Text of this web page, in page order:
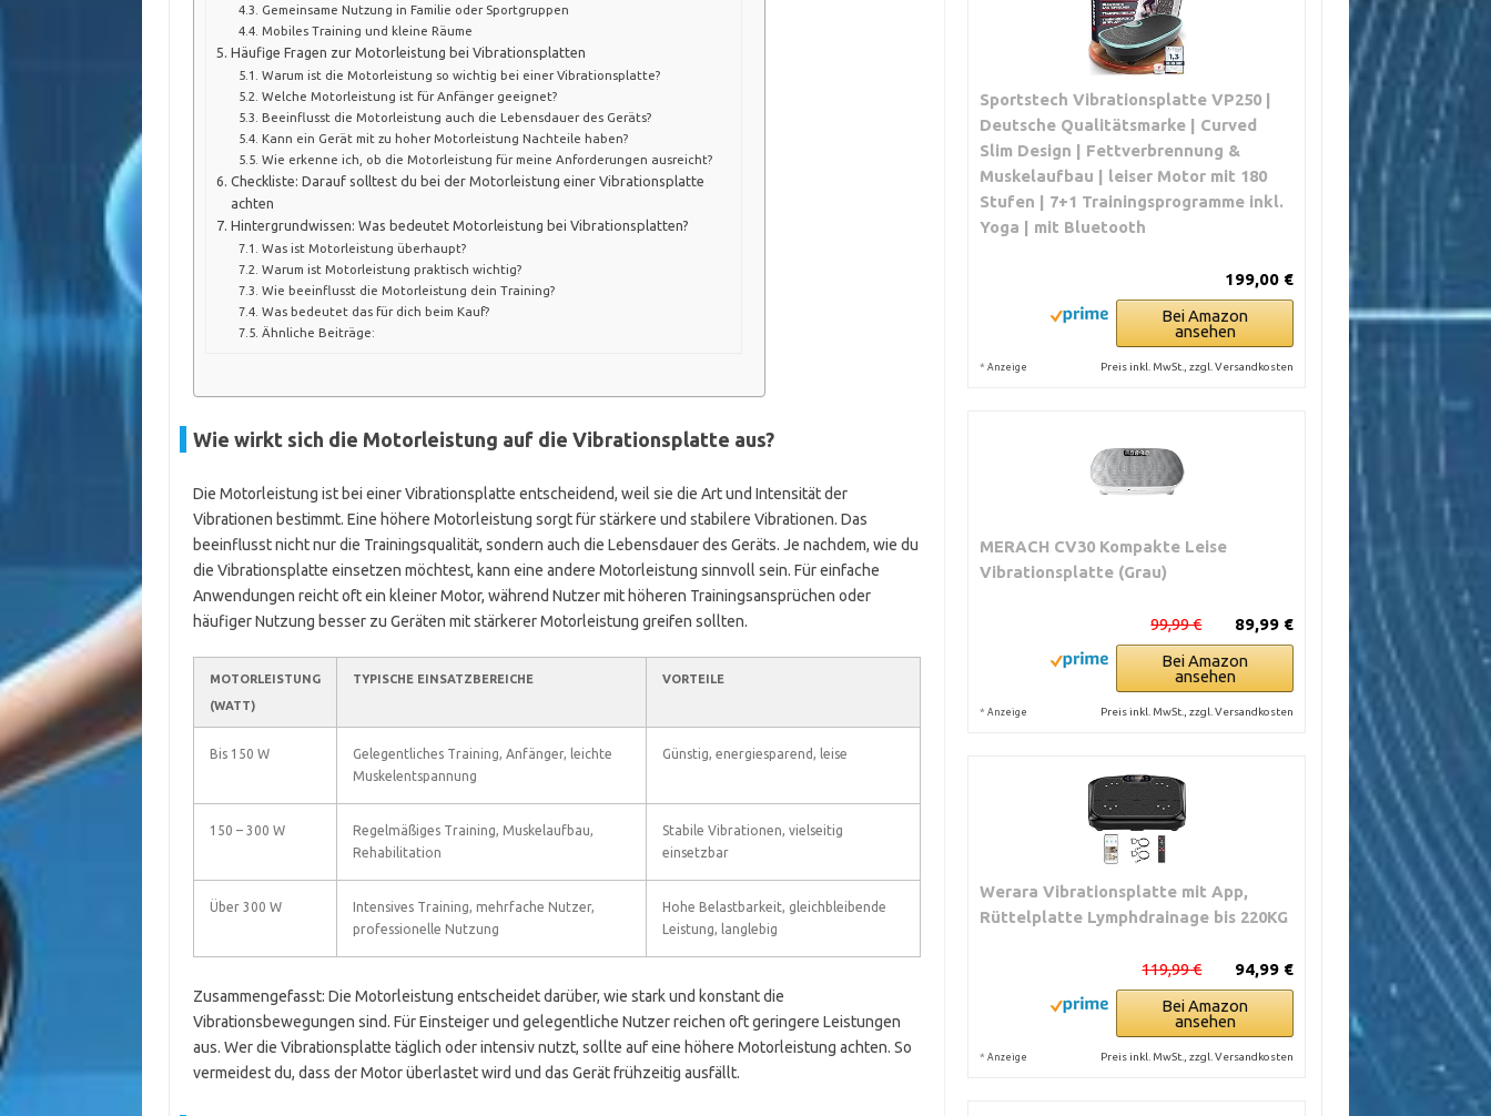
Gemeinsame Nutzung in Familie oder Sportgruppen
Mobiles Training und kleine Räume
Häufige Fragen zur Motorleistung bei Vibrationsplatten
Warum ist die Motorleistung so wichtig bei einer Vibrationsplatte?
Welche Motorleistung ist für Anfänger geeignet?
Beeinflusst die Motorleistung auch die Lebensdauer des Geräts?
Kann ein Gerät mit zu hoher Motorleistung Nachteile haben?
Wie erkenne ich, ob die Motorleistung für meine Anforderungen ausreicht?
Checkliste: Darauf solltest du bei der Motorleistung einer Vibrationsplatte
achten
Hintergrundwissen: Was bedeutet Motorleistung bei Vibrationsplatten?
Was ist Motorleistung überhaupt?
Warum ist Motorleistung praktisch wichtig?
Wie beeinflusst die Motorleistung dein Training?
Was bedeutet das für dich beim Kauf?
Ähnliche Beiträge:
Wie wirkt sich die Motorleistung auf die Vibrationsplatte aus?
Die Motorleistung ist bei einer Vibrationsplatte entscheidend, weil sie die Art und Intensität der
Vibrationen bestimmt. Eine höhere Motorleistung sorgt für stärkere und stabilere Vibrationen. Das
beeinflusst nicht nur die Trainingsqualität, sondern auch die Lebensdauer des Geräts. Je nachdem, wie du
die Vibrationsplatte einsetzen möchtest, kann eine andere Motorleistung sinnvoll sein. Für einfache
Anwendungen reicht oft ein kleiner Motor, während Nutzer mit höheren Trainingsansprüchen oder
häufiger Nutzung besser zu Geräten mit stärkerer Motorleistung greifen sollten.
MOTORLEISTUNG
(WATT)
TYPISCHE EINSATZBEREICHE VORTEILE
Bis 150 W
Gelegentliches Training, Anfänger, leichte
Muskelentspannung
Günstig, energiesparend, leise
150 – 300 W
Regelmäßiges Training, Muskelaufbau,
Rehabilitation
Stabile Vibrationen, vielseitig
einsetzbar
Über 300 W
Intensives Training, mehrfache Nutzer,
professionelle Nutzung
Hohe Belastbarkeit, gleichbleibende
Leistung, langlebig
Zusammengefasst: Die Motorleistung entscheidet darüber, wie stark und konstant die
Vibrationsbewegungen sind. Für Einsteiger und gelegentliche Nutzer reichen oft geringere Leistungen
aus. Wer die Vibrationsplatte täglich oder intensiv nutzt, sollte auf eine höhere Motorleistung achten. So
vermeidest du, dass der Motor überlastet wird und das Gerät frühzeitig ausfällt.
Sportstech Vibrationsplatte VP250 |
Deutsche Qualitätsmarke | Curved
Slim Design | Fettverbrennung &
Muskelaufbau | leiser Motor mit 180
Stufen | 7+1 Trainingsprogramme inkl.
Yoga | mit Bluetooth
199,00 €
Bei Amazon
ansehen
* Anzeige Preis inkl. MwSt., zzgl. Versandkosten
MERACH CV30 Kompakte Leise
Vibrationsplatte (Grau)
89,99 €
99,99 €
Bei Amazon
ansehen
* Anzeige Preis inkl. MwSt., zzgl. Versandkosten
Werara Vibrationsplatte mit App,
Rüttelplatte Lymphdrainage bis 220KG
94,99 €
119,99 €
Bei Amazon
ansehen
* Anzeige Preis inkl. MwSt., zzgl. Versandkosten